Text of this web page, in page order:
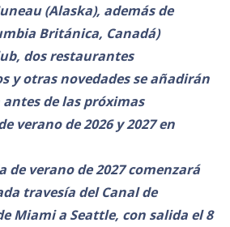
(Alaska), además de
Británica, Canadá)
dos restaurantes
y otras novedades se añadirán
antes de las próximas
verano de 2026 y 2027 en
de verano de 2027 comenzará
travesía del Canal de
Miami a Seattle, con salida el 8